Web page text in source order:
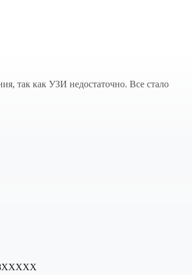
так как УЗИ недостаточно. Все стало